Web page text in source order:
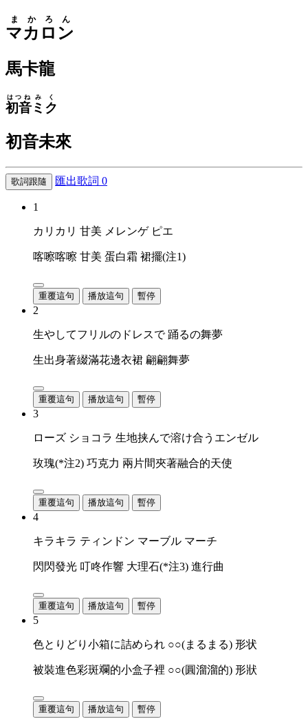
マカロン
まかろん
馬卡龍
初音
はつね
ミク
みく
初音未來
歌詞跟隨 匯出歌詞 0
1
カリカリ 甘美 メレンゲ ピエ
喀嚓喀嚓 甘美 蛋白霜 裙擺(注1)
重覆這句 播放這句 暫停
2
生やしてフリルのドレスで 踊るの舞夢
生出身著綴滿花邊衣裙 翩翩舞夢
重覆這句 播放這句 暫停
3
ローズ ショコラ 生地挟んで溶け合うエンゼル
玫瑰(*注2) 巧克力 兩片間夾著融合的天使
重覆這句 播放這句 暫停
4
キラキラ ティンドン マーブル マーチ
閃閃發光 叮咚作響 大理石(*注3) 進行曲
重覆這句 播放這句 暫停
5
色とりどり小箱に詰められ ○○(まるまる) 形状
被裝進色彩斑斕的小盒子裡 ○○(圓溜溜的) 形狀
重覆這句 播放這句 暫停